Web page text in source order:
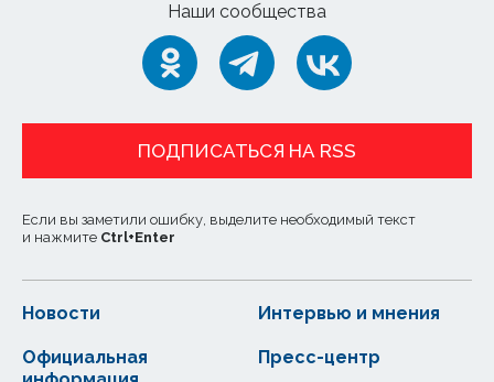
Наши сообщества
ПОДПИСАТЬСЯ НА RSS
Если вы заметили ошибку, выделите необходимый текст
и нажмите Ctrl+Enter
Новости
Официальная
Интервью и мнения
Пресс-центр